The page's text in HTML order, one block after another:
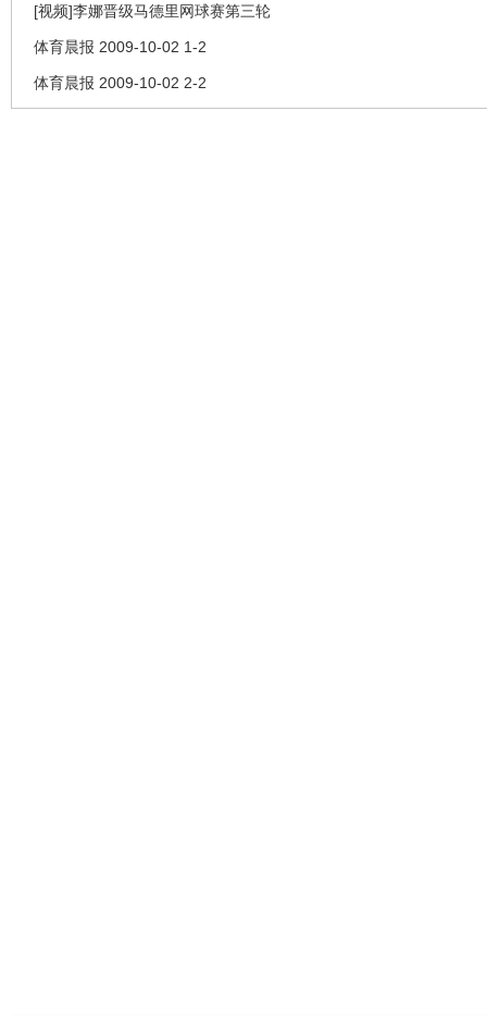
[视频]李娜晋级马德里网球赛第三轮
体育晨报 2009-10-02 1-2
体育晨报 2009-10-02 2-2